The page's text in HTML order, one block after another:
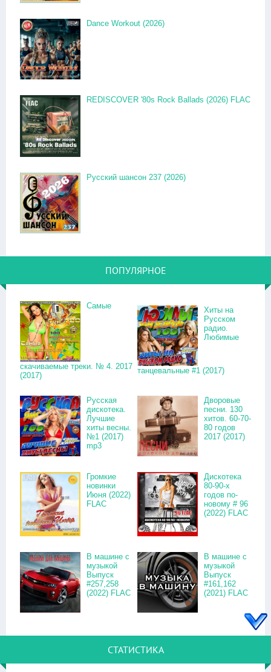
Dance Workout (2026)
REDISCOVER '80s Rock Ballads (2026) FLAC
Русский шансон 237 (2026)
ПОПУЛЯРНОЕ
Самые
скачиваемые треки. № 4. 2017
(2017)
Хиты на
Русском
радио.
Любимые
танцевальные #1 (2017)
Русская
дискотека.
Лучшие
хиты весны.
№1 (2017)
mp3
Дворовые
песни. 130
хитов. 60-70-
80 годов
2017 (2017)
Громкие
новинки
Июня (2022)
FLAC
Дискотека
80-90-х
годов по-
новому # 96
(2022) FLAC
В машине с
музыкой
Выпуск
#257,258
(2022) FLAC
В машине с
музыкой
Выпуск
#161,162
(2021) FLAC
СТАТИСТИКА